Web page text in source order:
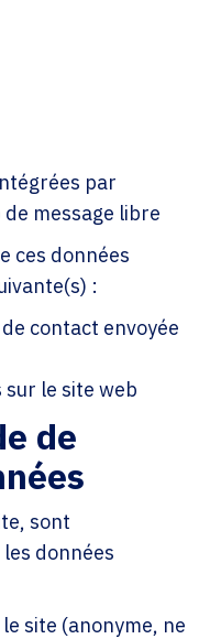
par
message libre
ces données
:
contact envoyée
sur le site web
de
sont
données
site (anonyme, ne